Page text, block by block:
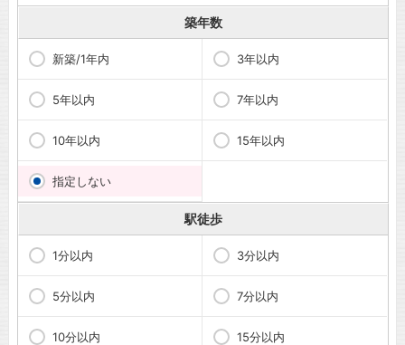
築年数
新築/1年内 3年以内
5年以内 7年以内
10年以内 15年以内
指定しない
駅徒歩
1分以内 3分以内
5分以内 7分以内
10分以内 15分以内